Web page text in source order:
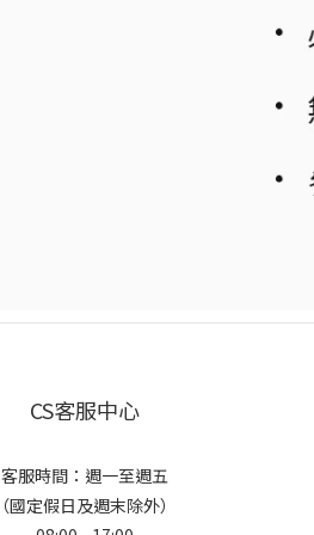
CS客服中心
客服時間：週一至週五
（國定假日及週末除外）